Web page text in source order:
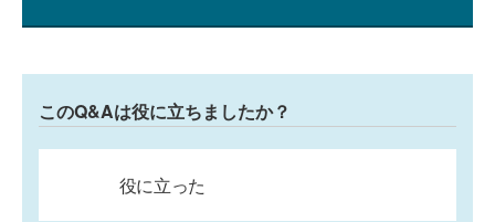
このQ&Aは役に立ちましたか？
役に立った